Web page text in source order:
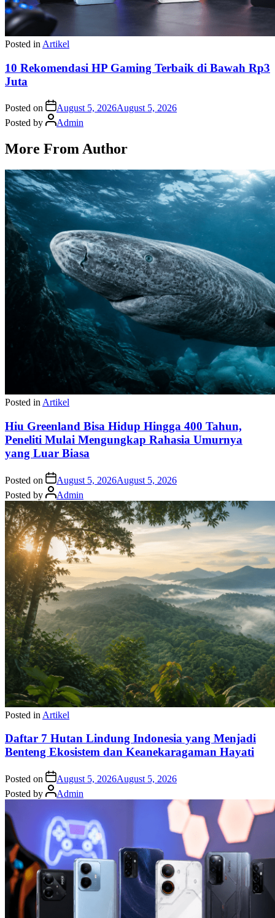
Posted in Artikel
10 Rekomendasi HP Gaming Terbaik di Bawah Rp3
Juta
Posted on August 5, 2026August 5, 2026
Posted by
Admin
More From Author
Posted in Artikel
Hiu Greenland Bisa Hidup Hingga 400 Tahun,
Peneliti Mulai Mengungkap Rahasia Umurnya
yang Luar Biasa
Posted on August 5, 2026August 5, 2026
Posted by
Admin
Posted in Artikel
Daftar 7 Hutan Lindung Indonesia yang Menjadi
Benteng Ekosistem dan Keanekaragaman Hayati
Posted on August 5, 2026August 5, 2026
Posted by
Admin